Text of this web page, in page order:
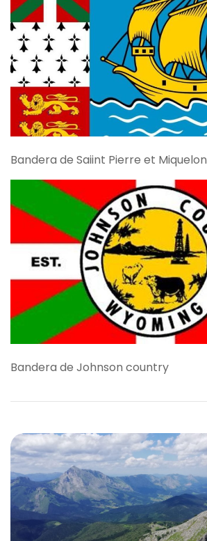
Bandera de Saiint Pierre et Miquelon
Bandera de Johnson country